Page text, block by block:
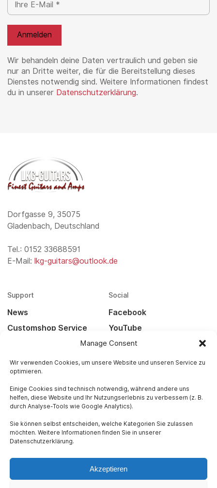
Manage Consent
Wir verwenden Cookies, um unsere Website und unseren Service zu
optimieren.
Einige Cookies sind technisch notwendig, während andere uns
helfen, diese Website und Ihr Nutzungserlebnis zu verbessern (z. B.
durch Analyse-Tools wie Google Analytics).
Sie können selbst entscheiden, welche Kategorien Sie zulassen
möchten. Weitere Informationen finden Sie in unserer
Datenschutzerklärung.
Akzeptieren
Wir behandeln deine Daten vertraulich und geben sie
nur an Dritte weiter, die für die Bereitstellung dieses
Dienstes notwendig sind. Weitere Informationen findest
du in unserer Datenschutzerklärung.
Dorfgasse 9, 35075
Gladenbach, Deutschland
Tel.: 0152 33688591
E-Mail: lkg-guitars@outlook.de
Support
News
Customshop Service
Widerrufsbelehrung
Versandarten
Social
Facebook
YouTube
Instagram
Rechtliches
Datenschutz